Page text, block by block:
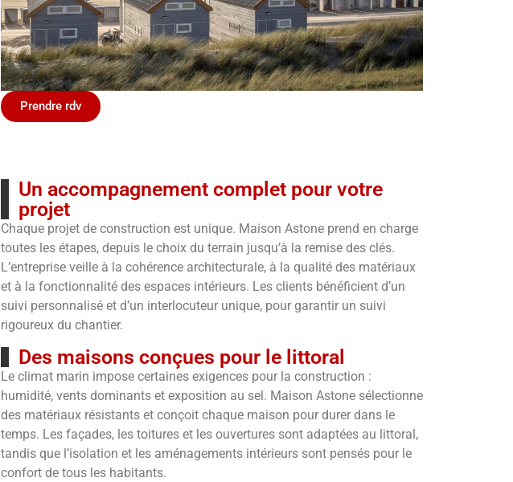
Prendre rdv
Un accompagnement complet pour votre
projet
Chaque projet de construction est unique. Maison Astone prend en charge
toutes les étapes, depuis le choix du terrain jusqu’à la remise des clés.
L’entreprise veille à la cohérence architecturale, à la qualité des matériaux
et à la fonctionnalité des espaces intérieurs. Les clients bénéficient d’un
suivi personnalisé et d’un interlocuteur unique, pour garantir un suivi
rigoureux du chantier.
Des maisons conçues pour le littoral
Le climat marin impose certaines exigences pour la construction :
humidité, vents dominants et exposition au sel. Maison Astone sélectionne
des matériaux résistants et conçoit chaque maison pour durer dans le
temps. Les façades, les toitures et les ouvertures sont adaptées au littoral,
tandis que l’isolation et les aménagements intérieurs sont pensés pour le
confort de tous les habitants.